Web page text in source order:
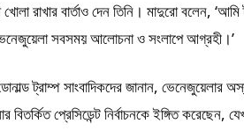
রাখার বার্তাও দেন তিনি। মাদুরো বলেন,
সবসময় আলোচনা ও সংলাপে আগ্রহী।’
ট্রাম্প সাংবাদিকদের জানান, ভেনেজুয়েলার
বিতর্কিত প্রেসিডেন্ট নির্বাচনকে ইঙ্গিত